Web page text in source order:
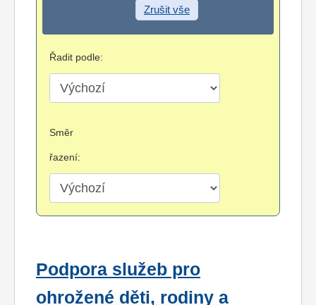
Zrušit vše
Řadit podle:
Směr
řazení:
Podpora služeb pro
ohrožené děti, rodiny a